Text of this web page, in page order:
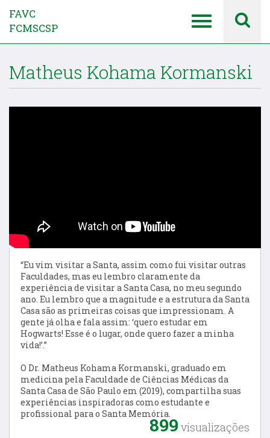
FAVC
FCMSCSP
Matheus Kohama Kormanski
“Eu vim visitar a Santa, assim como fui visitar outras
Faculdades, mas eu lembro claramente da
experiência de visitar a Santa Casa, no meu segundo
ano. Eu lembro que a magnitude e a estrutura da Santa
Casa são as primeiras coisas que impressionam. A
gente já olha e fala assim: ‘quero estudar em
Hogwarts! Esse é o lugar, onde quero fazer a minha
vida!’.”
O Dr. Matheus Kohama Kormanski, graduado em
medicina pela Faculdade de Ciências Médicas da
Santa Casa de São Paulo em (2019), compartilha suas
experiências inspiradoras como estudante e
profissional para o Santa Memória.
899 visualizações